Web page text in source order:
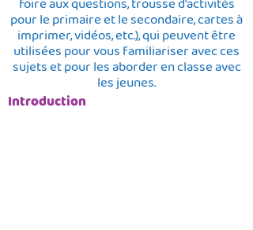
foire aux questions, trousse d'activités
pour le primaire et le secondaire, cartes à
imprimer, vidéos, etc.), qui peuvent être
utilisées pour vous familiariser avec ces
sujets et pour les aborder en classe avec
les jeunes.
Introduction